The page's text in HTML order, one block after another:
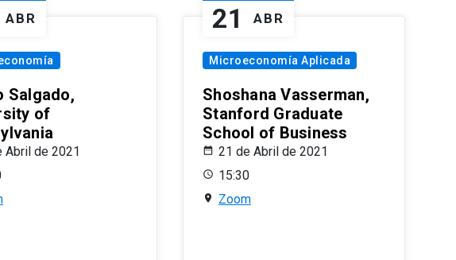
ABR
Salgado,
of
Abril de 2021
21 ABR
Microeconomía Aplicada
Shoshana Vasserman,
Stanford Graduate
School of Business
21 de Abril de 2021
15:30
Zoom